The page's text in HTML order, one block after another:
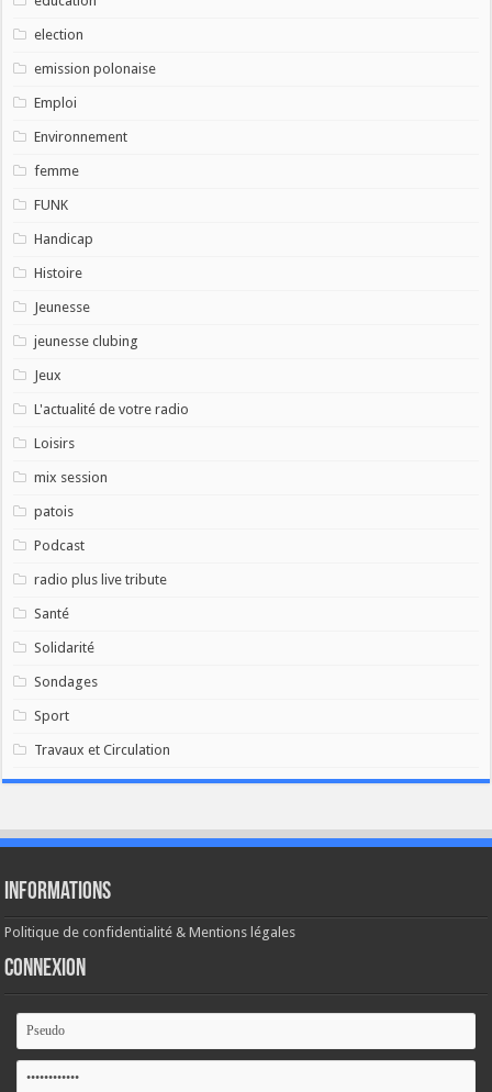
election
emission polonaise
Emploi
Environnement
femme
FUNK
Handicap
Histoire
Jeunesse
jeunesse clubing
Jeux
L'actualité de votre radio
Loisirs
mix session
patois
Podcast
radio plus live tribute
Santé
Solidarité
Sondages
Sport
Travaux et Circulation
Informations
Politique de confidentialité & Mentions légales
Connexion